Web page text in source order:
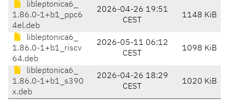
libleptonica6_
1.86.0-1+b1_ppc6
4el.deb
2026-04-26 19:51
CEST
1148 KiB
libleptonica6_
1.86.0-1+b1_riscv
64.deb
2026-05-11 06:12
CEST
1098 KiB
libleptonica6_
1.86.0-1+b1_s390
x.deb
2026-04-26 18:29
CEST
1020 KiB